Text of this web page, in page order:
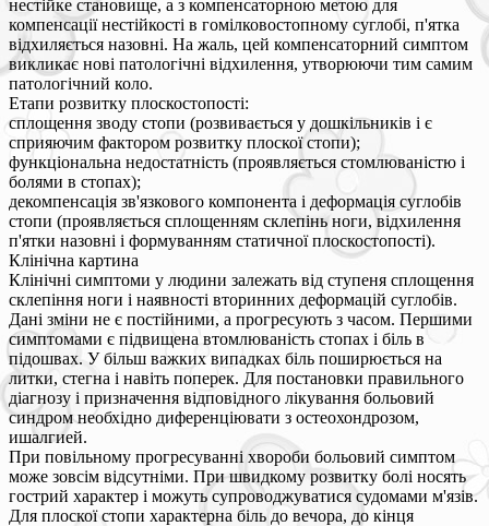
нестійке становище, а з компенсаторною метою для
компенсації нестійкості в гомілковостопному суглобі, п'ятка
відхиляється назовні. На жаль, цей компенсаторний симптом
викликає нові патологічні відхилення, утворюючи тим самим
патологічний коло.
Етапи розвитку плоскостопості:
сплощення зводу стопи (розвивається у дошкільників і є
сприяючим фактором розвитку плоскої стопи);
функціональна недостатність (проявляється стомлюваністю і
болями в стопах);
декомпенсація зв'язкового компонента і деформація суглобів
стопи (проявляється сплощенням склепінь ноги, відхилення
п'ятки назовні і формуванням статичної плоскостопості).
Клінічна картина
Клінічні симптоми у людини залежать від ступеня сплощення
склепіння ноги і наявності вторинних деформацій суглобів.
Дані зміни не є постійними, а прогресують з часом. Першими
симптомами є підвищена втомлюваність стопах і біль в
підошвах. У більш важких випадках біль поширюється на
литки, стегна і навіть поперек. Для постановки правильного
діагнозу і призначення відповідного лікування больовий
синдром необхідно диференціювати з остеохондрозом,
ишалгией.
При повільному прогресуванні хвороби больовий симптом
може зовсім відсутніми. При швидкому розвитку болі носять
гострий характер і можуть супроводжуватися судомами м'язів.
Для плоскої стопи характерна біль до вечора, до кінця